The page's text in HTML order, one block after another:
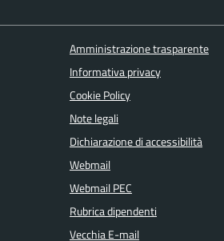
Amministrazione trasparente
Informativa privacy
Cookie Policy
Note legali
Dichiarazione di accessibilità
Webmail
Webmail PEC
Rubrica dipendenti
Vecchia E-mail